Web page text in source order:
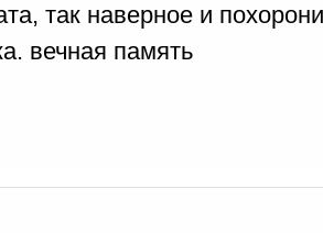
так наверное и
вечная память